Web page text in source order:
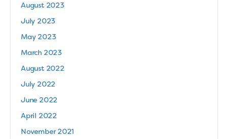
August 2023
July 2023
May 2023
March 2023
August 2022
July 2022
June 2022
April 2022
November 2021